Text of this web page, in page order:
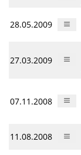
28.05.2009
27.03.2009
07.11.2008
11.08.2008